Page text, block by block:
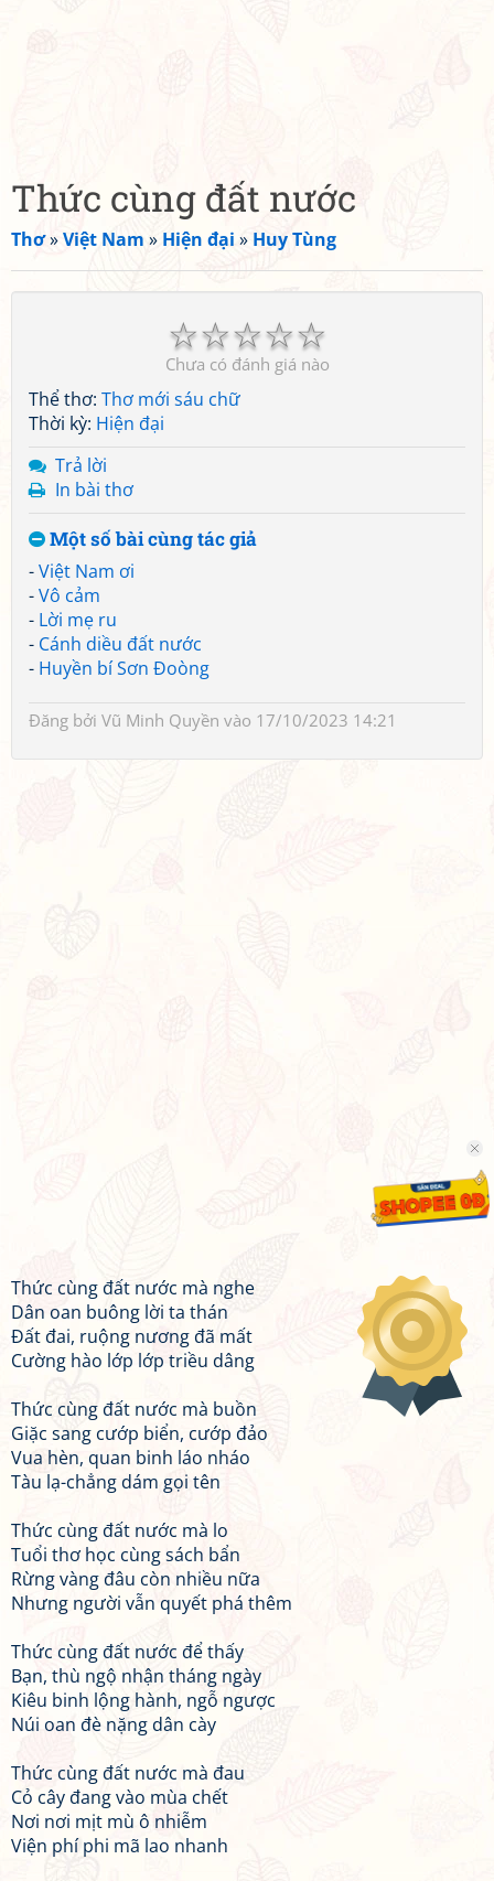
Thức cùng đất nước
Thơ»Việt Nam » Hiện đại » Huy Tùng
☆
☆
☆
☆
☆
Chưa có đánh giá nào
Thể thơ: Thơ mới sáu chữ
Thời kỳ: Hiện đại
Trả lời
In bài thơ
Một số bài cùng tác giả
-Việt Nam ơi
-Vô cảm
- Lời mẹ ru
- Cánh diều đất nước
- Huyền bí Sơn Đoòng
Đăng bởi Vũ Minh Quyền vào 17/10/2023 14:21
Thức cùng đất nước mà nghe
Dân oan buông lời ta thán
Đất đai, ruộng nương đã mất
Cường hào lớp lớp triều dâng
Thức cùng đất nước mà buồn
Giặc sang cướp biển, cướp đảo
Vua hèn, quan binh láo nháo
Tàu lạ-chẳng dám gọi tên
Thức cùng đất nước mà lo
Tuổi thơ học cùng sách bẩn
Rừng vàng đâu còn nhiều nữa
Nhưng người vẫn quyết phá thêm
Thức cùng đất nước để thấy
Bạn, thù ngộ nhận tháng ngày
Kiêu binh lộng hành, ngỗ ngược
Núi oan đè nặng dân cày
Thức cùng đất nước mà đau
Cỏ cây đang vào mùa chết
Nơi nơi mịt mù ô nhiễm
Viện phí phi mã lao nhanh